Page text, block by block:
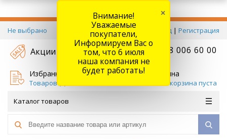
Не выбрано Вход | Регистрация
Акции +7 778 006 60 00
Избранное
Товаров (
Корзина
Ваша корзина пуста
Каталог товаров
Внимание!
Уважаемые
покупатели,
Информируем Вас о
том, что 6 июля
наша компания не
будет работать!
×